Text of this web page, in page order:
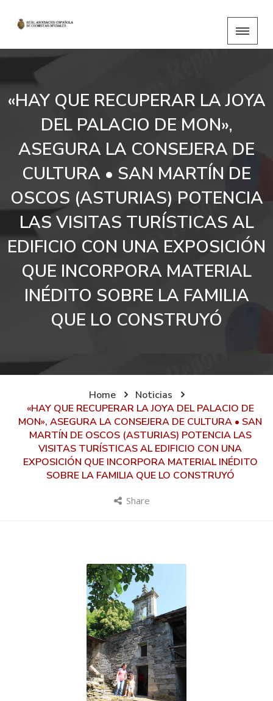
«HAY QUE RECUPERAR LA JOYA
DEL PALACIO DE MON»,
ASEGURA LA CONSEJERA DE
CULTURA • SAN MARTÍN DE
OSCOS (ASTURIAS) POTENCIA
LAS VISITAS TURÍSTICAS AL
EDIFICIO CON UNA EXPOSICIÓN
QUE INCORPORA MATERIAL
INÉDITO SOBRE LA FAMILIA
QUE LO CONSTRUYÓ
Home
Noticias
«HAY QUE RECUPERAR LA JOYA DEL PALACIO DE
MON», ASEGURA LA CONSEJERA DE CULTURA • SAN
MARTÍN DE OSCOS (ASTURIAS) POTENCIA LAS
VISITAS TURÍSTICAS AL EDIFICIO CON UNA
EXPOSICIÓN QUE INCORPORA MATERIAL INÉDITO
SOBRE LA FAMILIA QUE LO CONSTRUYÓ
Share